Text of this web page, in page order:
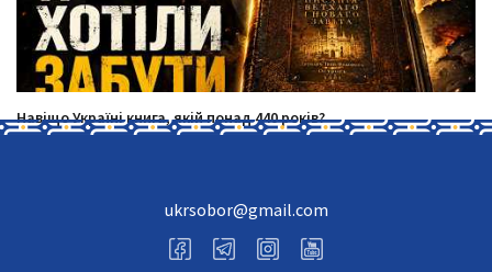
Навіщо Україні книга, якій понад 440 років?
ukrsobor@gmail.com